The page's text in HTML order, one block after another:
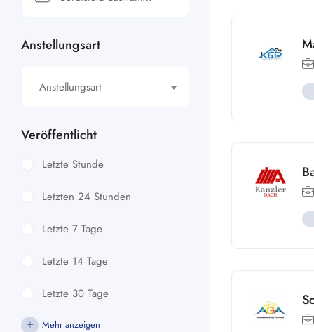
Anstellungsart
Anstellungsart
Veröffentlicht
Letzte Stunde
Letzten 24 Stunden
Letzte 7 Tage
Letzte 14 Tage
Letzte 30 Tage
Mehr anzeigen